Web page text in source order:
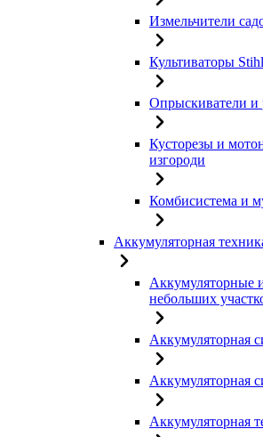
Измельчители
Культиваторы Stihl
Опрыскиватели и
Кусторезы и
изгороди
Комбисистема и
Аккумуляторная
Аккумуляторные
небольших
Аккумуляторная
Аккумуляторная
Аккумуляторная